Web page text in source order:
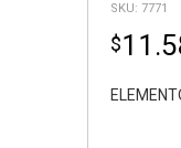
SKU:7771
$